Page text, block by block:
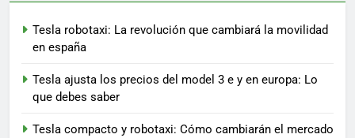
Tesla robotaxi: La revolución que cambiará la movilidad
en españa
Tesla ajusta los precios del model 3 e y en europa: Lo
que debes saber
Tesla compacto y robotaxi: Cómo cambiarán el mercado